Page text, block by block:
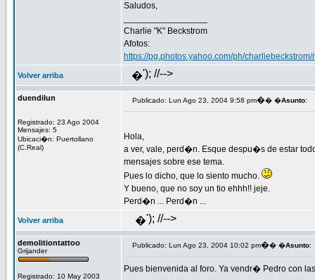
Saludos,
Charlie "K" Beckstrom
Afotos:
https://pg.photos.yahoo.com/ph/
Volver arriba �'); //-->
duendilun
Registrado: 23 Ago 2004
Mensajes: 5
Ubicaci�n: Puertollano
(C.Real)
Publicado: Lun Ago 23, 2004 9:58 pm�� �Asunto:
Hola,
a ver, vale, perd�n. Esque despu�s de estar
mensajes sobre ese tema.
Pues lo dicho, que lo siento mucho.
Y bueno, que no soy un tio ehhh!! jeje.
Perd�n ... Perd�n ...
Volver arriba �'); //-->
demolitiontattoo
Grijander
Registrado: 10 May 2003
Publicado: Lun Ago 23, 2004 10:02 pm�� �Asunto:
Pues bienvenida al foro. Ya vendr� Pedro con